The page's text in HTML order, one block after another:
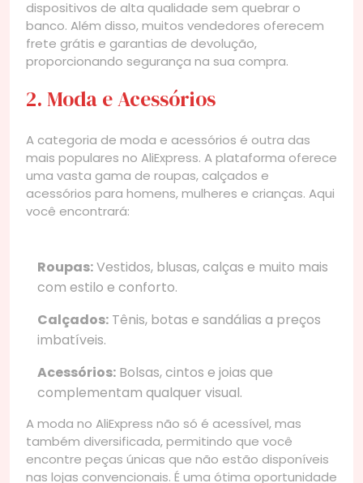
dispositivos de alta qualidade sem quebrar o
banco. Além disso, muitos vendedores oferecem
frete grátis e garantias de devolução,
proporcionando segurança na sua compra.
2. Moda e Acessórios
A categoria de moda e acessórios é outra das
mais populares no AliExpress. A plataforma oferece
uma vasta gama de roupas, calçados e
acessórios para homens, mulheres e crianças. Aqui
você encontrará:
Roupas:Vestidos, blusas, calças e muito mais
com estilo e conforto.
Calçados: Tênis, botas e sandálias a preços
imbatíveis.
Acessórios: Bolsas, cintos e joias que
complementam qualquer visual.
A moda no AliExpress não só é acessível, mas
também diversificada, permitindo que você
encontre peças únicas que não estão disponíveis
nas lojas convencionais. É uma ótima oportunidade